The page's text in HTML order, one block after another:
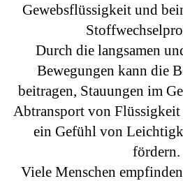
Gewebsflüssigkeit und
Durch die langsamen
Bewegungen kann die
beitragen, Stauungen im
Abtransport von Flüssigkeit
ein Gefühl von
fördern.
Viele Menschen